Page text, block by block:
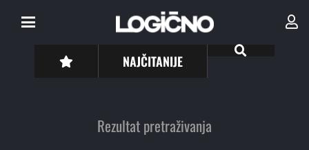
NAJČITANIJE
Rezultat pretraživanja